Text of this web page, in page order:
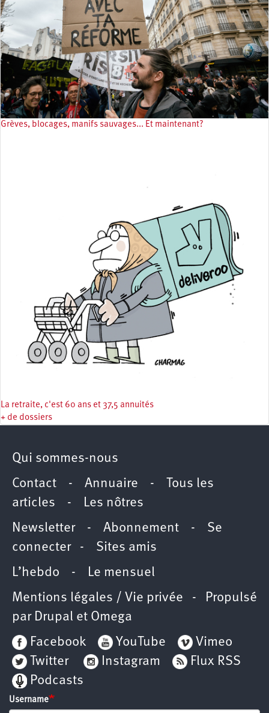
Grèves, blocages, manifs sauvages... Et maintenant?
La retraite, c'est 60 ans et 37,5 annuités
+ de dossiers
Qui sommes-nous
Contact - Annuaire -
Tous les
articles - Les nôtres
Newsletter- Abonnement - Se
connecter- Sites amis
L’hebdo - Le mensuel
Mentions légales / Vie privée - Propulsé
par Drupal et Omega
Facebook
YouTube
Vimeo
Twitter
Instagram
Flux RSS
Podcasts
Username